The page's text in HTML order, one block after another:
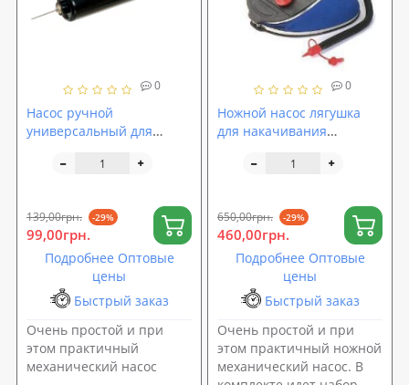
0
Насос ручной
универсальный для
изделий, фитболов
139,00грн. -29%
99,00грн.
Подробнее Оптовые
цены
Быстрый заказ
Очень простой и при
этом практичный
механический насос
0
Ножной насос лягушка
для накачивания
матраса, лодки Intex
650,00грн. -29%
460,00грн.
Подробнее Оптовые
цены
Быстрый заказ
Очень простой и при
этом практичный ножной
механический насос. В